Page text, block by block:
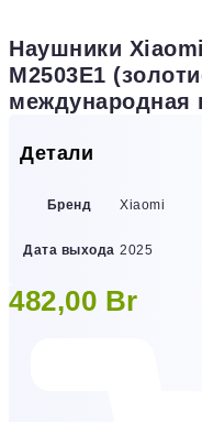
Наушники
M2503E1
международная
Детали
Бренд Xiaomi
Дата выхода 2025
482,00 Br